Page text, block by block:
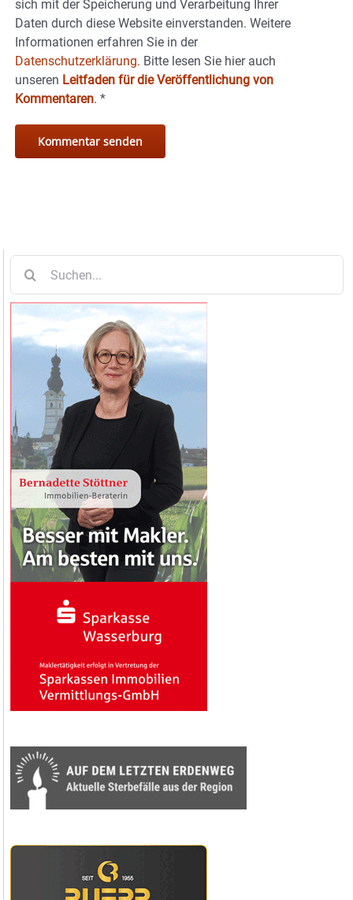
sich mit der Speicherung und Verarbeitung Ihrer
Daten durch diese Website einverstanden. Weitere
Informationen erfahren Sie in der
Datenschutzerklärung. Bitte lesen Sie hier auch
unseren Leitfaden für die Veröffentlichung von
Kommentaren. *
nach: